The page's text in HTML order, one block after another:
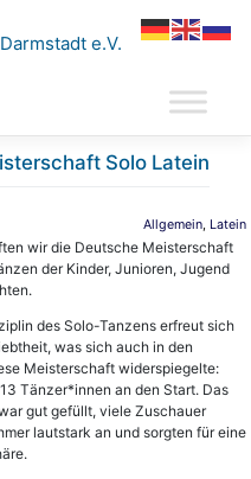
e.V.
Solo Latein
Allgemein, Latein
wir die Deutsche Meisterschaft
der Kinder, Junioren, Jugend
des Solo-Tanzens erfreut sich
was sich auch in den
Meisterschaft widerspiegelte:
Tänzer*innen an den Start. Das
gut gefüllt, viele Zuschauer
lautstark an und sorgten für eine